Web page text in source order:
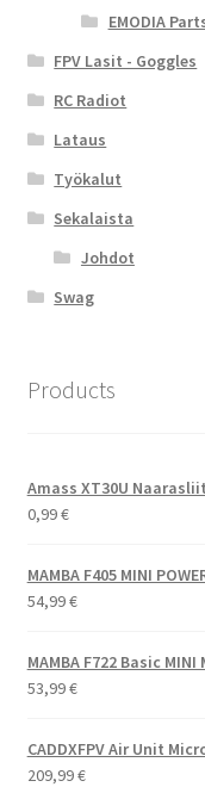
EMODIA
FPV Lasit - Goggles
RC Radiot
Lataus
Työkalut
Sekalaista
Johdot
Swag
Products
Amass XT30U
0,99€
MAMBA F405 MINI
54,99€
MAMBA F722 Basic MINI
53,99€
CADDXFPV Air Unit
209,99€